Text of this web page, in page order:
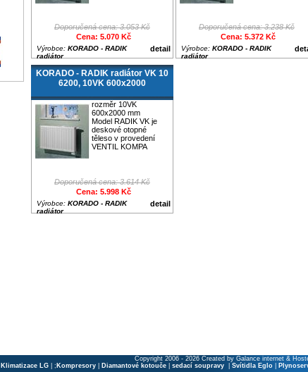
Doporučená cena: 3.053 Kč
Cena: 5.070 Kč
detail
Výrobce: KORADO - RADIK
radiátor
Doporučená cena: 3.238 Kč
Cena: 5.372 Kč
Výrobce: KORADO - RADIK
radiátor
KORADO - RADIK radiátor VK 10
6200, 10VK 600x2000
rozměr 10VK
600x2000 mm
Model RADIK VK je
deskové otopné
těleso v provedení
VENTIL KOMPA
Doporučená cena: 3.614 Kč
Cena: 5.998 Kč
detail
Výrobce: KORADO - RADIK
radiátor
Copyright 2006 - 2026 Created by Galance internet &
Klimatizace LG | ; Kompresory Diamantové kotouče sedací soupravy Svítidla Eglo